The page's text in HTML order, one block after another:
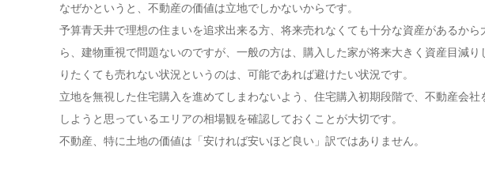
なぜかというと、不動産の価値は立地でしかないからです。
予算青天井で理想の住まいを追求出来る方、将来売れなくても十分な資産があるから
ら、建物重視で問題ないのですが、一般の方は、購入した家が将来大きく資産目減り
りたくても売れない状況というのは、可能であれば避けたい状況です。
立地を無視した住宅購入を進めてしまわないよう、住宅購入初期段階で、不動産会社
しようと思っているエリアの相場観を確認しておくことが大切です。
不動産、特に土地の価値は「安ければ安いほど良い」訳ではありません。